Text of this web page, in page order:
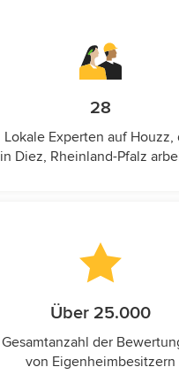
28
Lokale Experten auf Houzz,
in Diez, Rheinland-Pfalz
Über 25.000
Gesamtanzahl der
von Eigenheimbesitzern